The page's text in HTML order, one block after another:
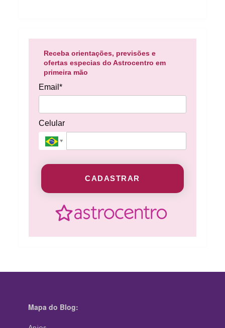
Receba orientações, previsões e
ofertas especias do Astrocentro em
primeira mão
Email*
Celular
CADASTRAR
Mapa do Blog: